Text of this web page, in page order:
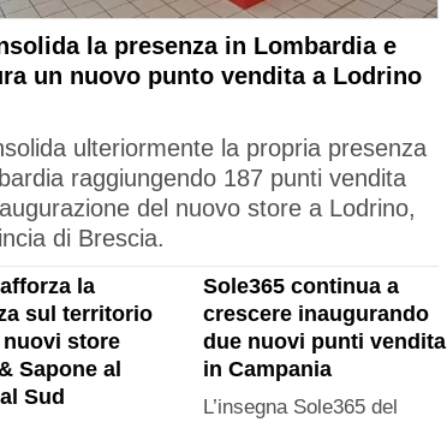
la presenza in Lombardia e
un nuovo punto vendita a Lodrino
ulteriormente la propria presenza
raggiungendo 187 punti vendita
del nuovo store a Lodrino,
di Brescia.
la
sul territorio
store
Sapone al
Sud
Sole365 continua a
crescere inaugurando
due nuovi punti vendita
in Campania
L’insegna Sole365 del